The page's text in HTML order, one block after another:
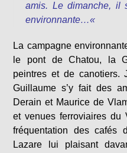
amis. Le dimanche, il
environnante…«
La campagne
le pont de Chatou, la
peintres et de canotiers.
Guillaume s’y fait des
Derain et Maurice de
et venues ferroviaires
fréquentation des cafés
Lazare lui plaisant